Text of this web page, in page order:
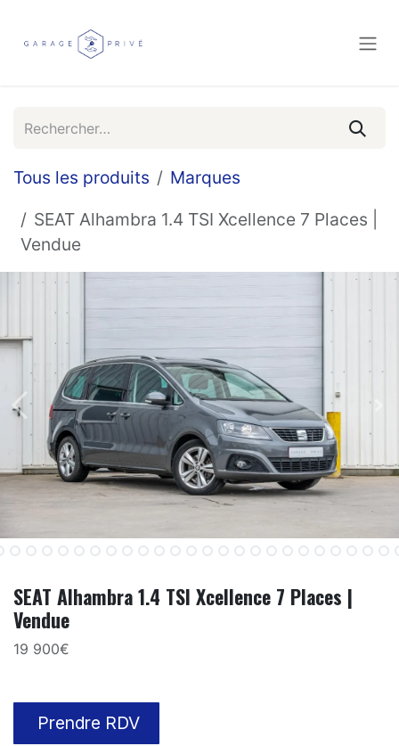
Tous les produits
Marques
SEAT Alhambra 1.4 TSI Xcellence 7 Places |
Vendue
SEAT Alhambra 1.4 TSI Xcellence 7 Places |
Vendue
19 900€
Prendre RDV